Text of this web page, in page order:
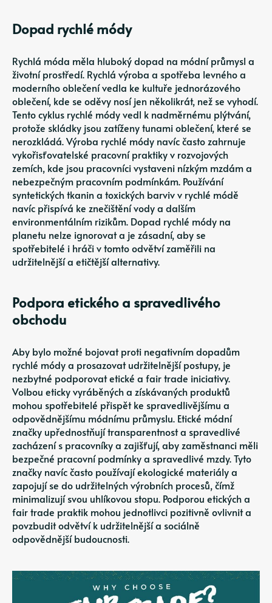
Dopad rychlé módy
Rychlá móda měla hluboký dopad na módní průmysl a
životní prostředí. Rychlá výroba a spotřeba levného a
moderního oblečení vedla ke kultuře jednorázového
oblečení, kde se oděvy nosí jen několikrát, než se vyhodí.
Tento cyklus rychlé módy vedl k nadměrnému plýtvání,
protože skládky jsou zatíženy tunami oblečení, které se
nerozkládá. Výroba rychlé módy navíc často zahrnuje
vykořisťovatelské pracovní praktiky v rozvojových
zemích, kde jsou pracovníci vystaveni nízkým mzdám a
nebezpečným pracovním podmínkám. Používání
syntetických tkanin a toxických barviv v rychlé módě
navíc přispívá ke znečištění vody a dalším
environmentálním rizikům. Dopad rychlé módy na
planetu nelze ignorovat a je zásadní, aby se
spotřebitelé i hráči v tomto odvětví zaměřili na
udržitelnější a etičtější alternativy.
Podpora etického a spravedlivého
obchodu
Aby bylo možné bojovat proti negativním dopadům
rychlé módy a prosazovat udržitelnější postupy, je
nezbytné podporovat etické a fair trade iniciativy.
Volbou eticky vyráběných a získávaných produktů
mohou spotřebitelé přispět ke spravedlivějšímu a
odpovědnějšímu módnímu průmyslu. Etické módní
značky upřednostňují transparentnost a spravedlivé
zacházení s pracovníky a zajišťují, aby zaměstnanci měli
bezpečné pracovní podmínky a spravedlivé mzdy. Tyto
značky navíc často používají ekologické materiály a
zapojují se do udržitelných výrobních procesů, čímž
minimalizují svou uhlíkovou stopu. Podporou etických a
fair trade praktik mohou jednotlivci pozitivně ovlivnit a
povzbudit odvětví k udržitelnější a sociálně
odpovědnější budoucnosti.